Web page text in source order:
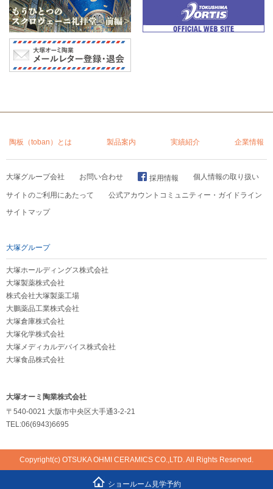
陶板（toban）とは 製品案内 実績紹介 企業情報
大塚グループ会社 お問い合わせ 採用情報 個人情報の取り扱い
サイトのご利用にあたって
公式アカウントコミュニティー・ガイドライン
サイトマップ
大塚グループ
大塚ホールディングス株式会社
大塚製薬株式会社
株式会社大塚製薬工場
大鵬薬品工業株式会社
大塚倉庫株式会社
大塚化学株式会社
大塚メディカルデバイス株式会社
大塚食品株式会社
大塚オーミ陶業株式会社
〒540-0021 大阪市中央区大手通3-2-21
TEL:06(6943)6695
Copyright(c) OTSUKA OHMI CERAMICS CO.,LTD. All Rights Reserved.
ショールーム見学予約